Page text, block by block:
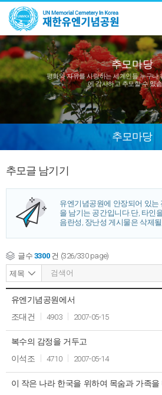
추모마당
평화와 자유를 사랑하는 세계인들 누구나
에 감사하고 추모할 수 있
추모마당
추모글 남기기
유엔기념공원에 안장되어 있는
을 남기는 공간입니다.단, 타인
음란성, 장난성 게시물은 삭제
글수 3300 건 (326/330 page)
목
작
성
자
회
작
성
유엔기념공원에서
조대건
4903 2007-05-15
복수의 감정을 거두고
이석조
4710 2007-05-14
이 작은 나라 한국을 위하여 목숨과 가족을